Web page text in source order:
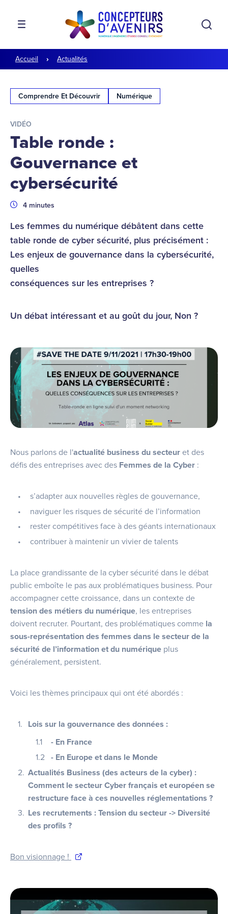
Aller au contenu
Aller à la navigation
MENU
Accueil Actualités
Comprendre Et Découvrir Numérique
VIDÉO
Table ronde :
Gouvernance et
cybersécurité
Durée
4 minutes
Les femmes du numérique débâtent dans cette
table ronde de cyber sécurité, plus précisément :
Les enjeux de gouvernance dans la cybersécurité,
quelles
conséquences sur les entreprises ?
Un débat intéressant et au goût du jour, Non ?
Nous parlons de l'actualité business du secteur et des
défis des entreprises avec des Femmes de la Cyber :
s’adapter aux nouvelles règles de gouvernance,
naviguer les risques de sécurité de l’information
rester compétitives face à des géants internationaux
contribuer à maintenir un vivier de talents
La place grandissante de la cyber sécurité dans le débat
public emboîte le pas aux problématiques business. Pour
accompagner cette croissance, dans un contexte de
tension des métiers du numérique, les entreprises
doivent recruter. Pourtant, des problématiques comme la
sous-représentation des femmes dans le secteur de la
sécurité de l’information et du numérique plus
généralement, persistent.
Voici les thèmes principaux qui ont été abordés :
Lois sur la gouvernance des données :
- En France
- En Europe et dans le Monde
Actualités Business (des acteurs de la cyber) :
Comment le secteur Cyber français et européen se
restructure face à ces nouvelles réglementations ?
Les recrutements : Tension du secteur -> Diversité
des profils ?
Bon visionnage !